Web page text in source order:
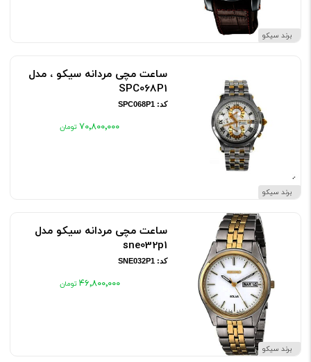
برند سیکو
برند سیکو
ساعت مچی مردانه سیکو ، مدل
SPC068P1
کد: SPC068P1
۷۰٬۸۰۰٬۰۰۰
برند سیکو
ساعت مچی مردانه سیکو مدل
sne032p1
کد: SNE032P1
۴۶٬۸۰۰٬۰۰۰